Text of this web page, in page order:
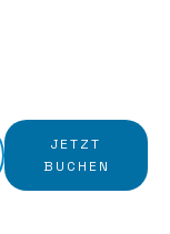
JETZT
BUCHEN